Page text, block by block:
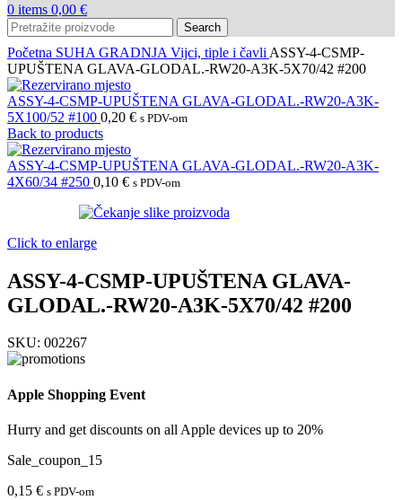
0 items 0,00 €
Search
Početna SUHA GRADNJA Vijci, tiple i čavli ASSY-4-CSMP-
UPUŠTENA GLAVA-GLODAL.-RW20-A3K-5X70/42 #200
ASSY-4-CSMP-UPUŠTENA GLAVA-GLODAL.-RW20-A3K-
5X100/52 #100 0,20 € s PDV-om
Back to products
ASSY-4-CSMP-UPUŠTENA GLAVA-GLODAL.-RW20-A3K-
4X60/34 #250 0,10 € s PDV-om
Click to enlarge
ASSY-4-CSMP-UPUŠTENA GLAVA-
GLODAL.-RW20-A3K-5X70/42 #200
SKU: 002267
Apple Shopping Event
Hurry and get discounts on all Apple devices up to 20%
Sale_coupon_15
0,15 € s PDV-om